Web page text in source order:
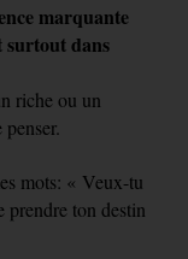
marquante
surtout dans
riche ou un
mots: « Veux-tu
prendre ton destin